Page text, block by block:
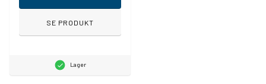
SE PRODUKT
Lager